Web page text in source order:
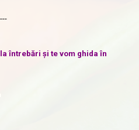
întrebări și te vom ghida în